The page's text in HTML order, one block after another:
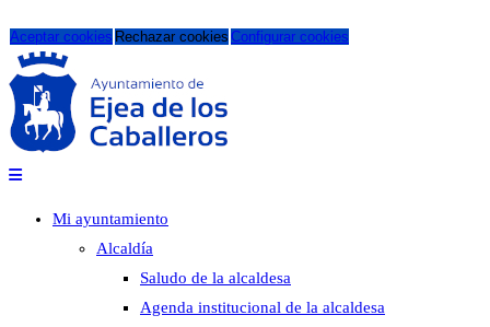
Aceptar cookies Rechazar cookies Configurar cookies
Mi ayuntamiento
Alcaldía
Saludo de la alcaldesa
Agenda institucional de la alcaldesa